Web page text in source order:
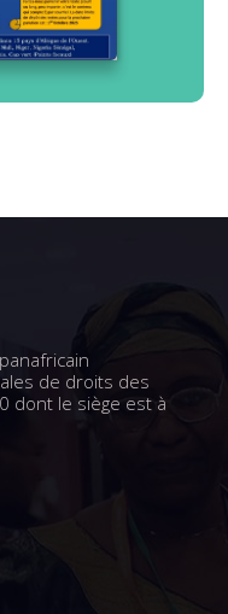
de droits des
dont le siège est à